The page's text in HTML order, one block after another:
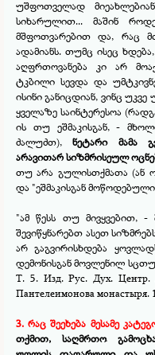
უშფოთველად
სიხარულით... მაშინ
მშფოთვარებით და, რაც
ადამიანს. თუმც ისეც
აღფრთოვანება კი არ
ტკბილი სევდა და
ისინი განიცდიან, ვინც
ყველაზე საინტერესოა
ის თუ ეშმაკისგან, -
ძალუძთ),
ნეტარი მამა
არავითარ სიზმრისეულ
თუ არა გულისთქმათა (ან
და "ეშმაკისგან
"ამ წესს თუ მივყვებით, -
შევიწყნარებთ ასეთ
არ გაგვირისხდება
დემონისგან მოვლენილ
Т. 5. Изд. Рус. Дух.
Пантелеимонова монастыря.
3. რაც შეეხება მესამე
თქმით, საღმრთო